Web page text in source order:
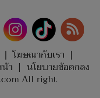
| โฆษณากับเรา |
า | นโยบายข้อตกลง
All right